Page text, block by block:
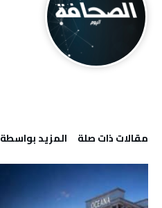
‫مقالات ذات صلة‬ ‫‫المزيد بواسطة‬ ‬ ‭ ‬الصحافة‭ ‬اليوم